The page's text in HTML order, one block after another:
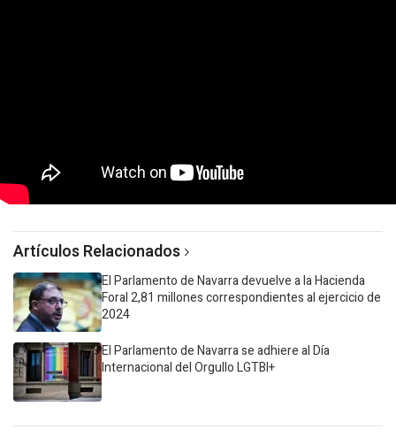
Artículos Relacionados
El Parlamento de Navarra devuelve a la Hacienda
Foral 2,81 millones correspondientes al ejercicio de
2024
El Parlamento de Navarra se adhiere al Día
Internacional del Orgullo LGTBI+